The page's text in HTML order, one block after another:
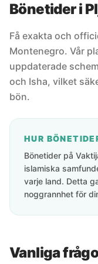
Bönetider i
Få exakta och
Montenegro. Vår
uppdaterade
och Isha, vilket
bön.
HUR
Bönetider på
islamiska
varje land. Detta
noggrannhet för
Vanliga